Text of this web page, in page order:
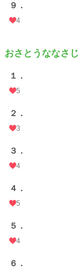
９．
4
おさとうななさじ
１．
5
２．
3
３．
4
４．
5
５．
4
６．